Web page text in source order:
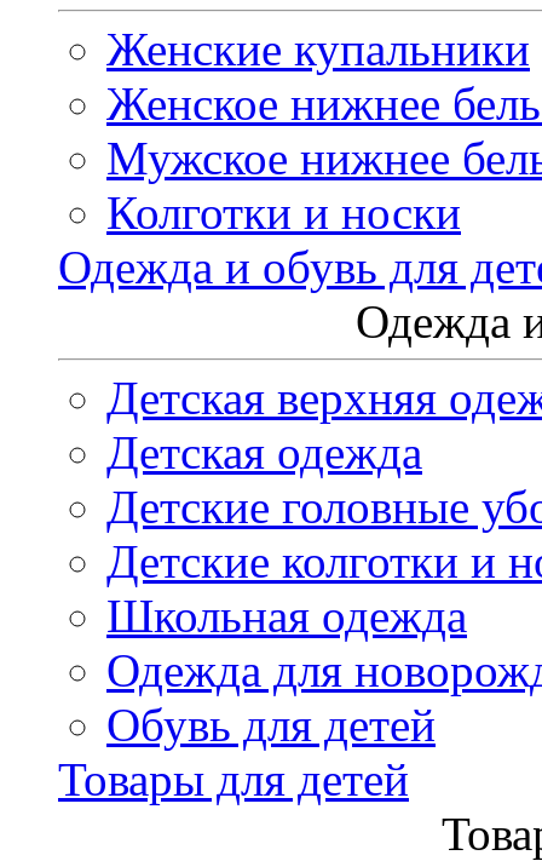
Женские купальники
Женское нижнее
Мужское нижнее
Колготки и носки
Одежда и обувь для
Одежда
Детская верхняя
Детская одежда
Детские головные
Детские колготки и
Школьная одежда
Одежда для
Обувь для детей
Товары для детей